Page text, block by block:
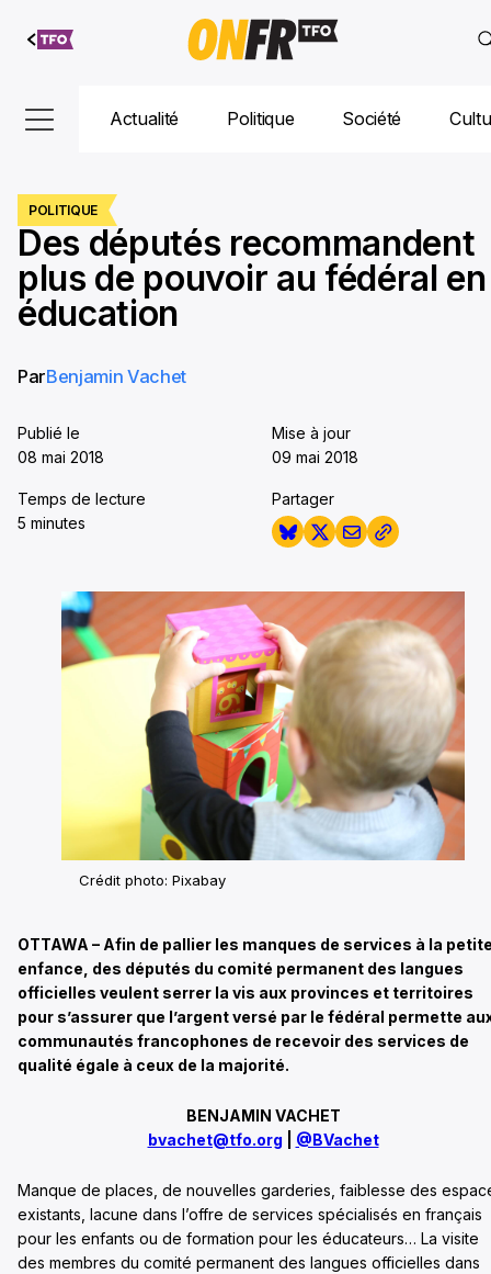
Aller au
contenu
Actualité Politique Société
POLITIQUE
Des députés recommandent
plus de pouvoir au fédéral en
éducation
ParBenjamin Vachet
Publié le
08 mai 2018
Mise à jour
09 mai 2018
Temps de lecture
5 minutes
Partager
Crédit photo: Pixabay
OTTAWA – Afin de pallier les manques de services à la
enfance, des députés du comité permanent des langues
officielles veulent serrer la vis aux provinces et territoires
pour s’assurer que l’argent versé par le fédéral permette
communautés francophones de recevoir des services de
qualité égale à ceux de la majorité.
BENJAMIN VACHET
bvachet@tfo.org
@BVachet
Manque de places, de nouvelles garderies, faiblesse des
existants, lacune dans l’offre de services spécialisés en français
pour les enfants ou de formation pour les éducateurs… La visite
des membres du comité permanent des langues officielles dans